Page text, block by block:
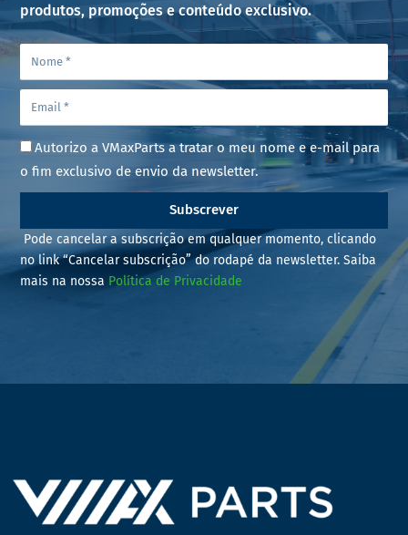
produtos, promoções e conteúdo exclusivo.
Autorizo a VMaxParts a tratar o meu nome e e-mail para
o fim exclusivo de envio da newsletter.
Subscrever
Pode cancelar a subscrição em qualquer momento, clicando
no link “Cancelar subscrição” do rodapé da newsletter. Saiba
mais na nossa Política de Privacidade